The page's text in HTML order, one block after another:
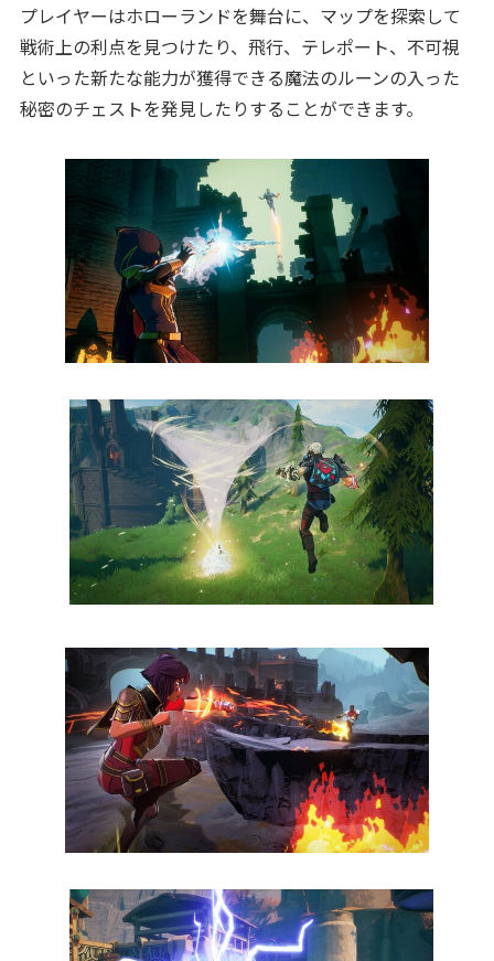
プレイヤーはホローランドを舞台に、マップを探索して
戦術上の利点を見つけたり、飛行、テレポート、不可視
といった新たな能力が獲得できる魔法のルーンの入った
秘密のチェストを発見したりすることができます。